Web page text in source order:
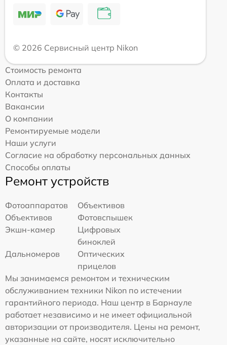
© 2026 Сервисный центр Nikon
Стоимость ремонта
Оплата и доставка
Контакты
Вакансии
О компании
Ремонтируемые модели
Наши услуги
Согласие на обработку персональных данных
Способы оплаты
Ремонт устройств
Фотоаппаратов
Объективов
Объективов
Фотовспышек
Экшн-камер
Цифровых
биноклей
Дальномеров
Оптических
прицелов
Мы занимаемся ремонтом и техническим
обслуживанием техники Nikon по истечении
гарантийного периода. Наш центр в Барнауле
работает независимо и не имеет официальной
авторизации от производителя. Цены на ремонт,
указанные на сайте, носят исключительно